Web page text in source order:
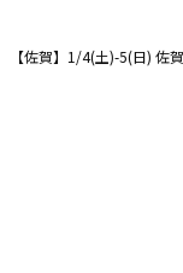
【佐賀】1/4(土)-5(日) 佐